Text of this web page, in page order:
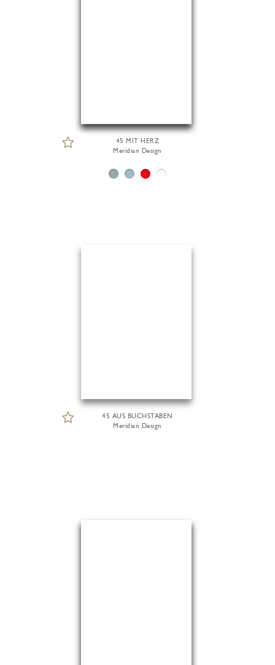
45 MIT HERZ
Meridian Design
45 AUS BUCHSTABEN
Meridian Design